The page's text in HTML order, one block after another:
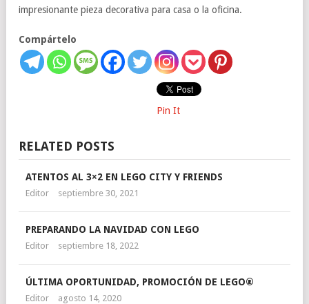
impresionante pieza decorativa para casa o la oficina.
Compártelo
Pin It
RELATED POSTS
ATENTOS AL 3×2 EN LEGO CITY Y FRIENDS
Editor septiembre 30, 2021
PREPARANDO LA NAVIDAD CON LEGO
Editor septiembre 18, 2022
ÚLTIMA OPORTUNIDAD, PROMOCIÓN DE LEGO®
Editor agosto 14, 2020